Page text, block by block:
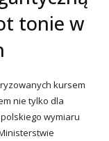
tonie w
kursem
nie tylko dla
wymiaru